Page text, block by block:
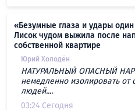
«Безумные глаза и удары
Лисок чудом выжила после
собственной квартире
Юрий Холодён
НАТУРАЛЬНЫЙ ОПАСНЫЙ
немедленно изолировать от
людей....
03:24 Сегодня